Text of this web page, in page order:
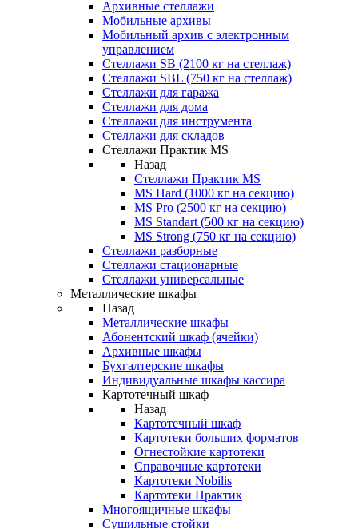
Архивные стеллажи
Мобильные архивы
Мобильный архив с электронным
управлением
Стеллажи SB (2100 кг на стеллаж)
Стеллажи SBL (750 кг на стеллаж)
Стеллажи для гаража
Стеллажи для дома
Стеллажи для инструмента
Стеллажи для складов
Стеллажи Практик MS
Назад
Стеллажи Практик MS
MS Hard (1000 кг на секцию)
MS Pro (2500 кг на секцию)
MS Standart (500 кг на секцию)
MS Strong (750 кг на секцию)
Стеллажи разборные
Стеллажи стационарные
Стеллажи универсальные
Металлические шкафы
Назад
Металлические шкафы
Абонентский шкаф (ячейки)
Архивные шкафы
Бухгалтерские шкафы
Индивидуальные шкафы кассира
Картотечный шкаф
Назад
Картотечный шкаф
Картотеки больших форматов
Огнестойкие картотеки
Справочные картотеки
Картотеки Nobilis
Картотеки Практик
Многоящичные шкафы
Сушильные стойки